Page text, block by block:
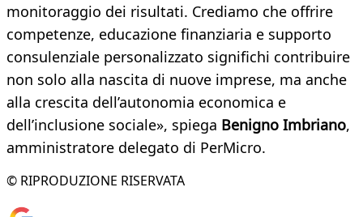
monitoraggio dei risultati. Crediamo che offrire
competenze, educazione finanziaria e supporto
consulenziale personalizzato significhi contribuire
non solo alla nascita di nuove imprese, ma anche
alla crescita dell’autonomia economica e
dell’inclusione sociale», spiega Benigno Imbriano,
amministratore delegato di PerMicro.
© RIPRODUZIONE RISERVATA